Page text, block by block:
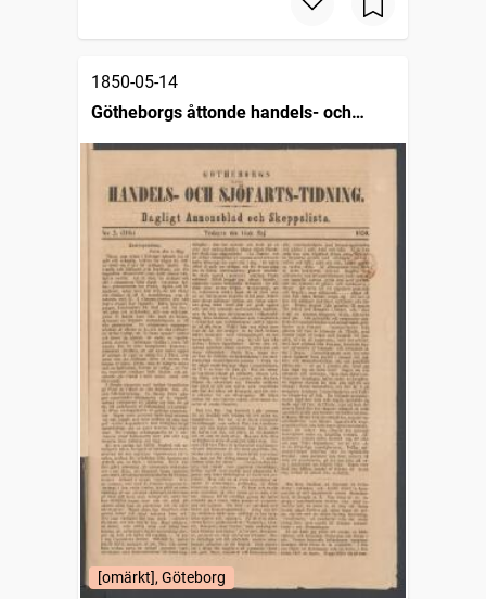
1850-05-14
Götheborgs åttonde handels- och
sjöfartstidning, dagligt annonsblad och
[omärkt], Göteborg